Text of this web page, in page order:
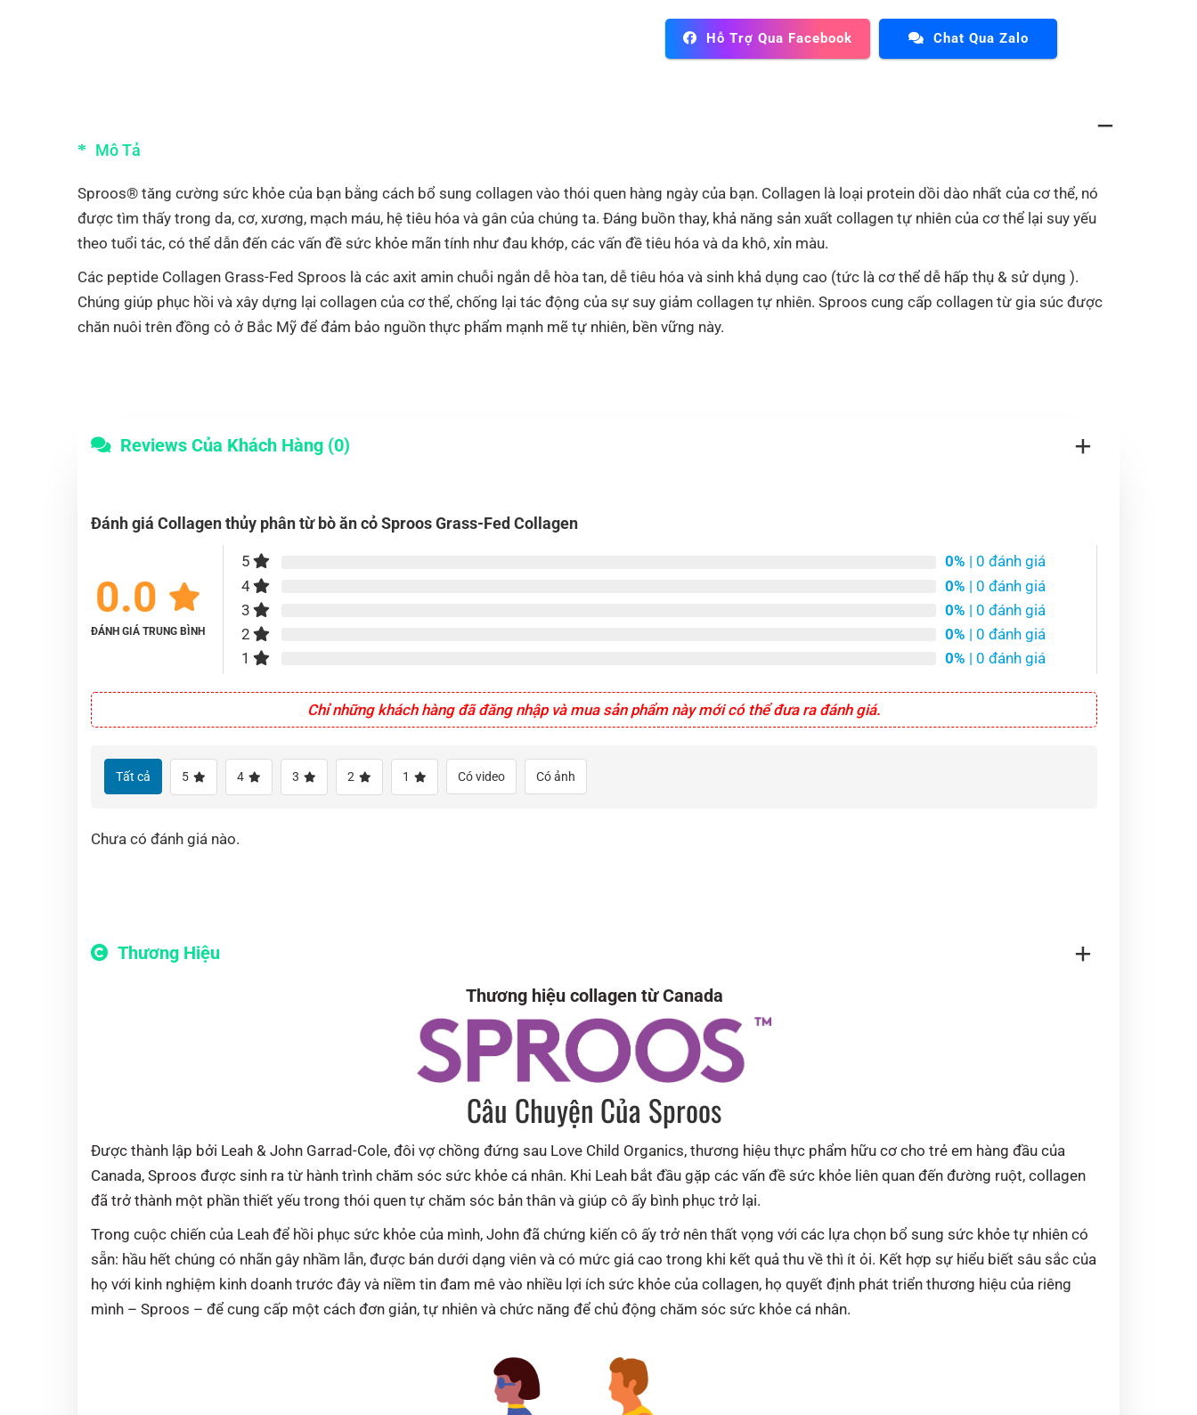
Hỗ Trợ Qua Facebook Chat Qua Zalo
Mô Tả
Sproos® tăng cường sức khỏe của bạn bằng cách bổ sung collagen vào thói quen hàng ngày của bạn. Collagen là loại protein dồi dào nhất của cơ thể, nó
được tìm thấy trong da, cơ, xương, mạch máu, hệ tiêu hóa và gân của chúng ta. Đáng buồn thay, khả năng sản xuất collagen tự nhiên của cơ thể lại suy yếu
theo tuổi tác, có thể dẫn đến các vấn đề sức khỏe mãn tính như đau khớp, các vấn đề tiêu hóa và da khô, xỉn màu.
Các peptide Collagen Grass-Fed Sproos là các axit amin chuỗi ngắn dễ hòa tan, dễ tiêu hóa và sinh khả dụng cao (tức là cơ thể dễ hấp thụ & sử dụng ).
Chúng giúp phục hồi và xây dựng lại collagen của cơ thể, chống lại tác động của sự suy giảm collagen tự nhiên. Sproos cung cấp collagen từ gia súc được
chăn nuôi trên đồng cỏ ở Bắc Mỹ để đảm bảo nguồn thực phẩm mạnh mẽ tự nhiên, bền vững này.
Reviews Của Khách Hàng (0)
Đánh giá Collagen thủy phân từ bò ăn cỏ Sproos Grass-Fed Collagen
0.0
ĐÁNH GIÁ TRUNG BÌNH
5 0% | 0 đánh giá
4
0% | 0 đánh giá
3
0% | 0 đánh giá
2
0% | 0 đánh giá
1
0% | 0 đánh giá
Chỉ những khách hàng đã đăng nhập và mua sản phẩm này mới có thể đưa ra đánh giá.
Tất cả 5 4 3 2 1 Có video Có ảnh
Chưa có đánh giá nào.
Thương Hiệu
Thương hiệu collagen từ Canada
Câu Chuyện Của Sproos
Được thành lập bởi Leah & John Garrad-Cole, đôi vợ chồng đứng sau Love Child Organics, thương hiệu thực phẩm hữu cơ cho trẻ em hàng đầu của
Canada, Sproos được sinh ra từ hành trình chăm sóc sức khỏe cá nhân. Khi Leah bắt đầu gặp các vấn đề sức khỏe liên quan đến đường ruột, collagen
đã trở thành một phần thiết yếu trong thói quen tự chăm sóc bản thân và giúp cô ấy bình phục trở lại.
Trong cuộc chiến của Leah để hồi phục sức khỏe của mình, John đã chứng kiến cô ấy trở nên thất vọng với các lựa chọn bổ sung sức khỏe tự nhiên có
sẵn: hầu hết chúng có nhãn gây nhầm lẫn, được bán dưới dạng viên và có mức giá cao trong khi kết quả thu về thì ít ỏi. Kết hợp sự hiểu biết sâu sắc của
họ với kinh nghiệm kinh doanh trước đây và niềm tin đam mê vào nhiều lợi ích sức khỏe của collagen, họ quyết định phát triển thương hiệu của riêng
mình – Sproos – để cung cấp một cách đơn giản, tự nhiên và chức năng để chủ động chăm sóc sức khỏe cá nhân.